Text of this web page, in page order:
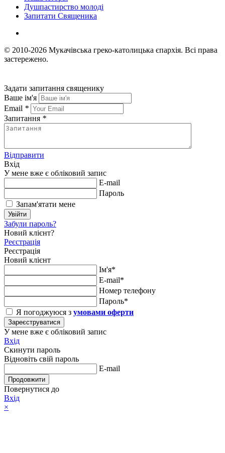
Душпастирство молоді
Запитати Священика
© 2010-2026 Мукачівська греко-католицька єпархія. Всі права
застережено.
Задати запитання священику
Ваше ім'я
Email *
Запитання *
Відправити
Вхід
У мене вже є обліковий запис
E-mail
Пароль
Запам'ятати мене
Увійти
Забули пароль?
Новий клієнт?
Реєстрація
Реєстрація
Новий клієнт
Ім'я*
E-mail*
Номер телефону
Пароль*
Я погоджуюся з умовами оферти
Зареєструватися
У мене вже є обліковий запис
Вхід
Скинути пароль
Відновіть свій пароль
E-mail
Продовжити
Повернутися до
Вхід
×